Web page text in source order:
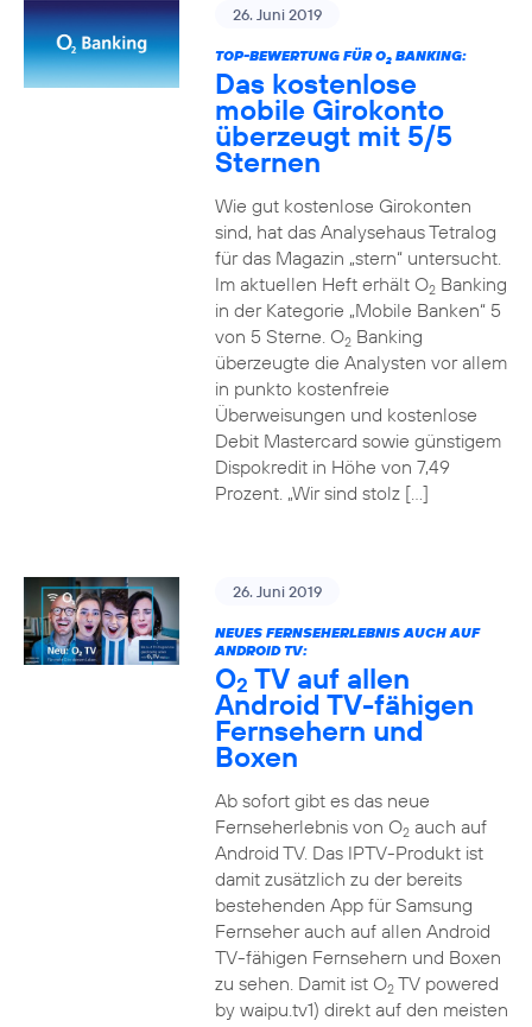
26. Juni 2019
TOP-BEWERTUNG FÜR O2BANKING:
Das kostenlose
mobile Girokonto
überzeugt mit 5/5
Sternen
Wie gut kostenlose Girokonten
sind, hat das Analysehaus Tetralog
für das Magazin „stern“ untersucht.
Im aktuellen Heft erhält O2Banking
in der Kategorie „Mobile Banken“ 5
von 5 Sterne. O2Banking
überzeugte die Analysten vor allem
in punkto kostenfreie
Überweisungen und kostenlose
Debit Mastercard sowie günstigem
Dispokredit in Höhe von 7,49
Prozent. „Wir sind stolz […]
26. Juni 2019
NEUES FERNSEHERLEBNIS AUCH AUF
ANDROID TV:
O2 TV auf allen
Android TV-fähigen
Fernsehern und
Boxen
Ab sofort gibt es das neue
Fernseherlebnis von O2auch auf
Android TV. Das IPTV-Produkt ist
damit zusätzlich zu der bereits
bestehenden App für Samsung
Fernseher auch auf allen Android
TV-fähigen Fernsehern und Boxen
zu sehen. Damit ist O2TV powered
by waipu.tv1) direkt auf den meisten